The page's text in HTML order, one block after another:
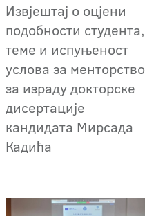
Извјештај о оцјени
подобности студента,
теме и испуњеност
услова за менторство
за израду докторске
дисертације
кандидата Мирсада
Кадића